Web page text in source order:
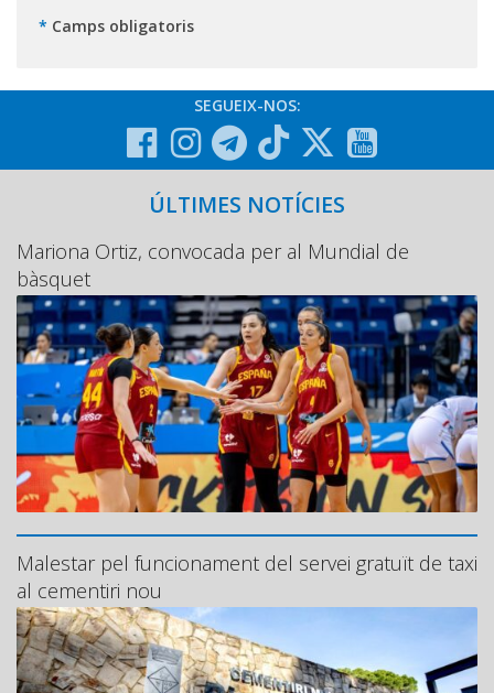
* Camps obligatoris
SEGUEIX-NOS:
ÚLTIMES NOTÍCIES
Mariona Ortiz, convocada per al Mundial de
bàsquet
Malestar pel funcionament del servei gratuït de taxi
al cementiri nou